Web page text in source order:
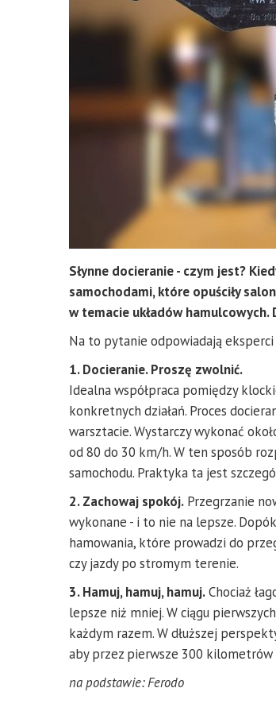
Słynne docieranie - czym jest?
samochodami, które opuściły
w temacie układów
Na to pytanie odpowiadają eksperci
1. Docieranie. Proszę zwolnić.
Idealna współpraca pomiędzy
konkretnych działań. Proces
warsztacie. Wystarczy wykonać
od 80 do 30 km/h. W ten sposób
samochodu. Praktyka ta jest
2. Zachowaj spokój. Przegrzanie
wykonane - i to nie na lepsze.
hamowania, które prowadzi do
czy jazdy po stromym terenie.
3. Hamuj, hamuj, hamuj.Chociaż
lepsze niż mniej. W ciągu
każdym razem. W dłuższej
aby przez pierwsze 300
na podstawie: Ferodo